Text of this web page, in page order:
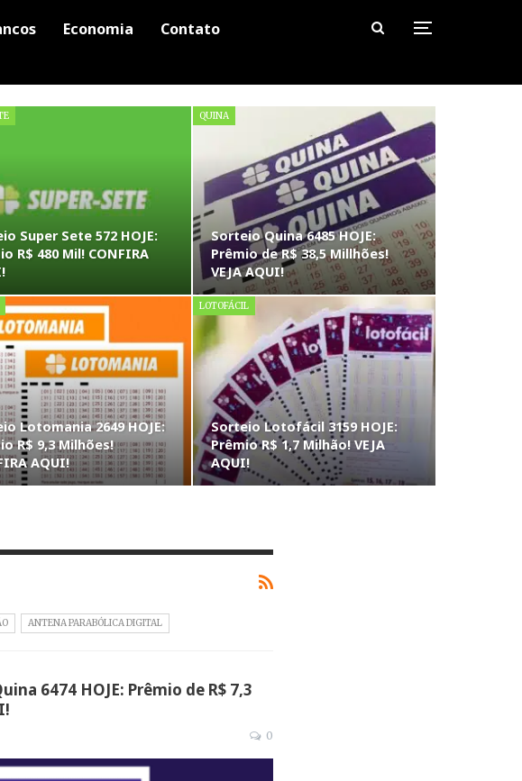
Economia Contato
Super Sete 572 HOJE:
R$ 480 Mil! CONFIRA
QUINA
Sorteio Quina 6485 HOJE:
Prêmio de R$ 38,5 Millhões!
VEJA AQUI!
Lotomania 2649 HOJE:
R$ 9,3 Milhões!
AQUI!
LOTOFÁCIL
Sorteio Lotofácil 3159 HOJE:
Prêmio R$ 1,7 Milhão! VEJA
AQUI!
ANTENA PARABÓLICA DIGITAL
6474 HOJE: Prêmio de R$ 7,3
0